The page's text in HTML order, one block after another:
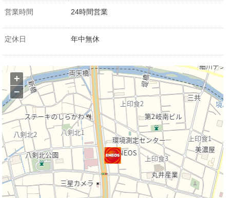
営業時間 24時間営業
定休日 年中無休
+
−